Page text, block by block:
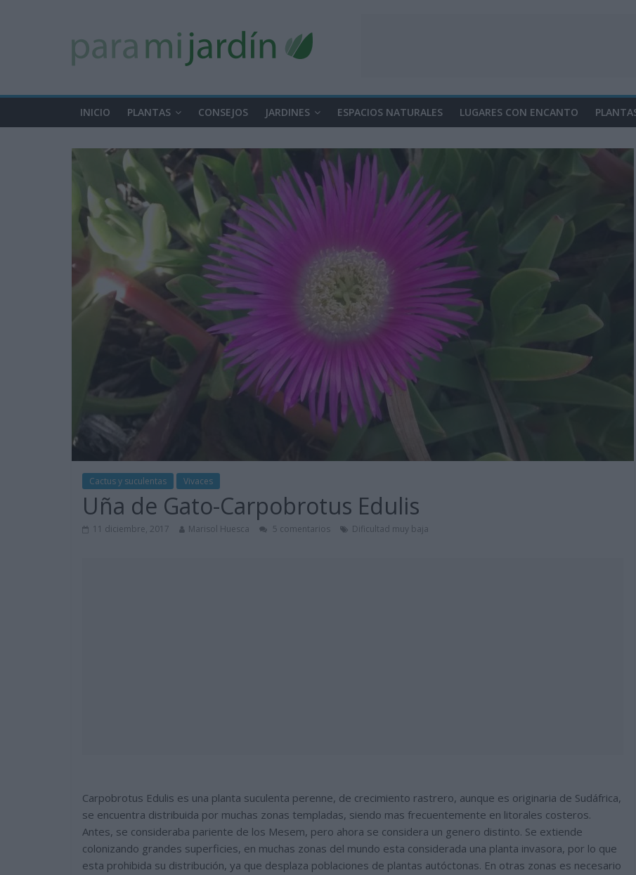
INICIO PLANTAS CONSEJOS JARDINES ESPACIOS NATURALES LUGARES CON ENCANTO
Cactus y suculentas Vivaces
Uña de Gato-Carpobrotus Edulis
11 diciembre, 2017 Marisol Huesca 5 comentarios Dificultad muy baja
Carpobrotus Edulis es una planta suculenta perenne, de crecimiento rastrero, aunque es originaria de Sudáfrica,
se encuentra distribuida por muchas zonas templadas, siendo mas frecuentemente en litorales costeros.
Antes, se consideraba pariente de los Mesem, pero ahora se considera un genero distinto. Se extiende
colonizando grandes superficies, en muchas zonas del mundo esta considerada una planta invasora, por lo que
esta prohibida su distribución, ya que desplaza poblaciones de plantas autóctonas. En otras zonas es necesario